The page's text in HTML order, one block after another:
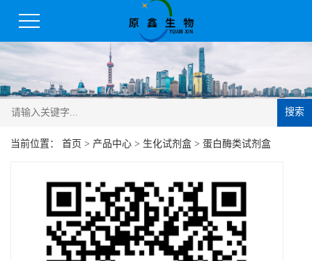
搜索
当前位置： 首页 > 产品中心 > 生化试剂盒 > 蛋白酶类试剂盒